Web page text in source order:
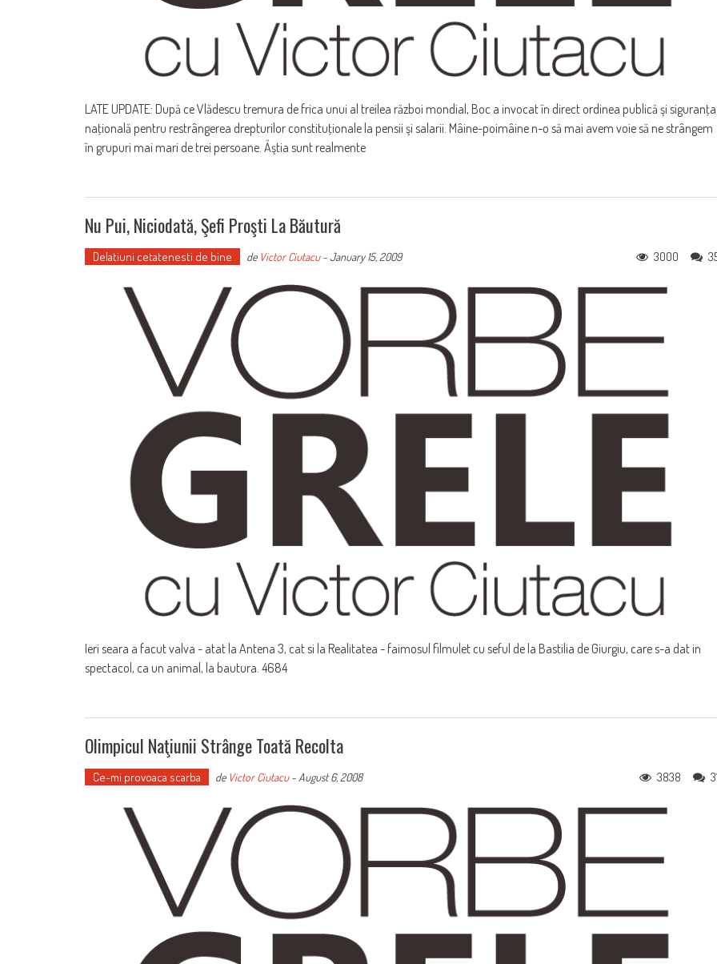
LATE UPDATE: După ce Vlădescu tremura de frica unui al treilea război mondial, Boc a invocat în direct ordinea publică şi siguranţa
naţională pentru restrângerea drepturilor constituţionale la pensii şi salarii. Mâine-poimâine n-o să mai avem voie să ne strângem
în grupuri mai mari de trei persoane. Ăştia sunt realmente
Nu Pui, Niciodată, Şefi Proşti La Băutură
Delatiuni cetatenesti de bine de Victor Ciutacu-January 15, 2009 3000
Ieri seara a facut valva - atat la Antena 3, cat si la Realitatea - faimosul filmulet cu seful de la Bastilia de Giurgiu, care s-a dat in
spectacol, ca un animal, la bautura. 4684
Olimpicul Naţiunii Strânge Toată Recolta
Ce-mi provoaca scarba de Victor Ciutacu- August 6, 2008 3838